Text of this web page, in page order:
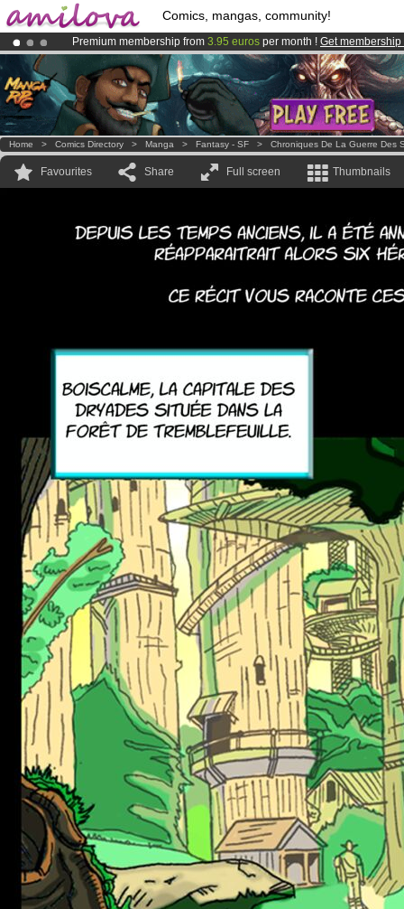
Comics, mangas, community!
Premium membership from 3.95 euros per month ! Get membership
AmilovaKickstarter is now LIVE!.
Already 100000 membersand 1000 comics & mangas!.
Home > Comics Directory > Manga > Fantasy - SF > Chroniques De La Guerre Des
Favourites Share Full screen Thumbnails